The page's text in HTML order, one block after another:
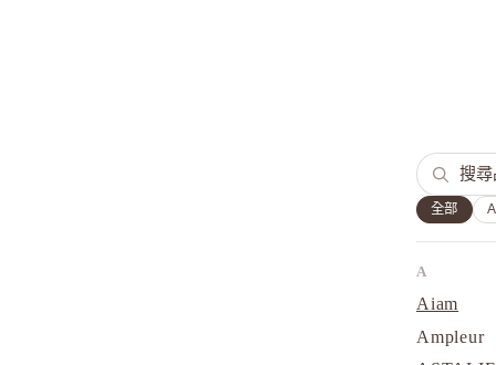
全部
A
Aiam
Ampleur